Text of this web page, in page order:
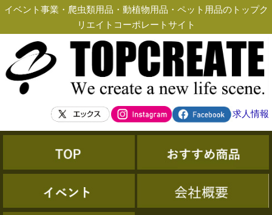
イベント事業・爬虫類用品・動植物用品・ペット用品のトップク
リエイトコーポレートサイト
求人情報